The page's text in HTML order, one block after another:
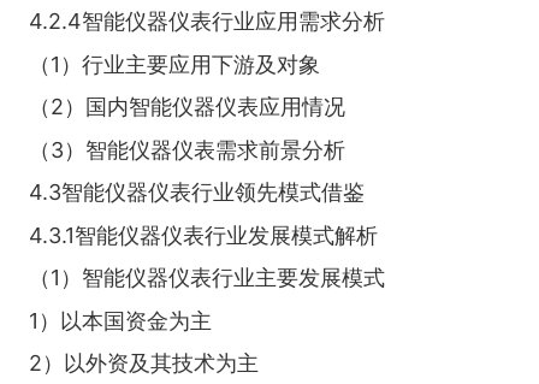
4.2.4智能仪器仪表行业应用需求分析
（1）行业主要应用下游及对象
（2）国内智能仪器仪表应用情况
（3）智能仪器仪表需求前景分析
4.3智能仪器仪表行业领先模式借鉴
4.3.1智能仪器仪表行业发展模式解析
（1）智能仪器仪表行业主要发展模式
1）以本国资金为主
2）以外资及其技术为主